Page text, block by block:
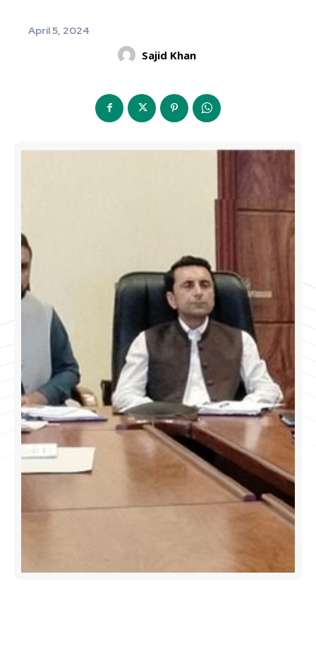
April 5, 2024
Sajid Khan